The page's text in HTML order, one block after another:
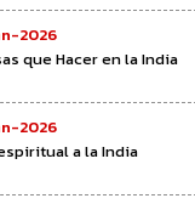
2026
que Hacer en la India
2026
a la India